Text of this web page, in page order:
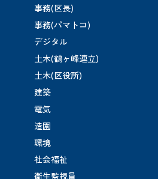
事務(区長)
事務(パマトコ)
デジタル
土木(鶴ヶ峰連立)
土木(区役所)
建築
電気
造園
環境
社会福祉
衛生監視員